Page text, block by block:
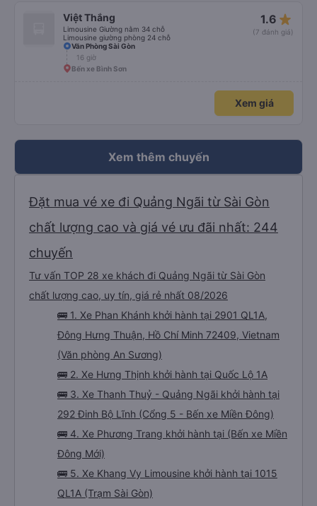
Việt Thắng
Limousine Giường nằm 34 chỗ
Limousine giường phòng 24 chỗ
1.6 star_rate
(7 đánh giá)
Văn Phòng Sài Gòn
16 giờ
Bến xe Bình Sơn
Xem giá
Xem thêm chuyến
Đặt mua vé xe đi Quảng Ngãi từ Sài Gòn
chất lượng cao và giá vé ưu đãi nhất: 244
chuyến
Tư vấn TOP 28 xe khách đi Quảng Ngãi từ Sài Gòn
chất lượng cao, uy tín, giá rẻ nhất 08/2026
🚌 1. Xe Phan Khánh khởi hành tại 2901 QL1A,
Đông Hưng Thuận, Hồ Chí Minh 72409, Vietnam
(Văn phòng An Sương)
🚌 2. Xe Hưng Thịnh khởi hành tại Quốc Lộ 1A
🚌 3. Xe Thanh Thuỷ - Quảng Ngãi khởi hành tại
292 Đinh Bộ Lĩnh (Cổng 5 - Bến xe Miền Đông)
🚌 4. Xe Phương Trang khởi hành tại (Bến xe Miền
Đông Mới)
🚌 5. Xe Khang Vy Limousine khởi hành tại 1015
QL1A (Trạm Sài Gòn)